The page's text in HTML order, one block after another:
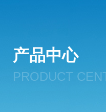
产品中心
PRODUCT